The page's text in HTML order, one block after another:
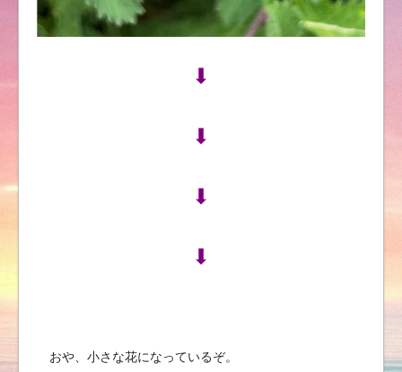
⬇︎
⬇︎
⬇︎
⬇︎
おや、小さな花になっているぞ。